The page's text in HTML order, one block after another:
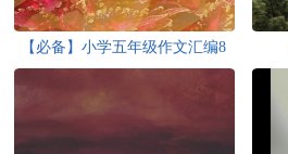
【必备】小学五年级作文汇编8